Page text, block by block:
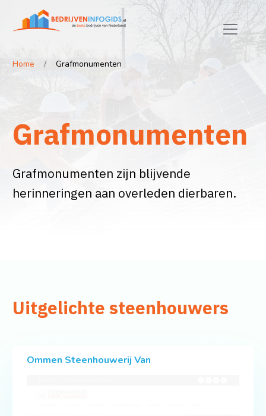
Home Grafmonumenten
Grafmonumenten
Grafmonumenten zijn blijvende
herinneringen aan overleden dierbaren.
Uitgelichte steenhouwers
Ommen Steenhouwerij Van